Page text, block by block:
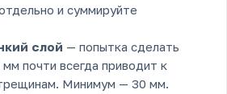
и суммируйте
слой — попытка сделать
почти всегда приводит к
Минимум — 30 мм.